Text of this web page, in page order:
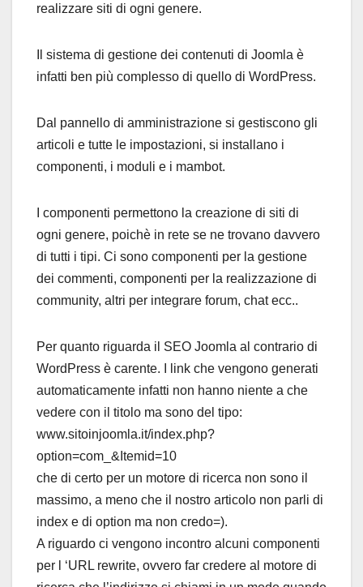
realizzare siti di ogni genere.
Il sistema di gestione dei contenuti di Joomla è
infatti ben più complesso di quello di WordPress.
Dal pannello di amministrazione si gestiscono gli
articoli e tutte le impostazioni, si installano i
componenti, i moduli e i mambot.
I componenti permettono la creazione di siti di
ogni genere, poichè in rete se ne trovano davvero
di tutti i tipi. Ci sono componenti per la gestione
dei commenti, componenti per la realizzazione di
community, altri per integrare forum, chat ecc..
Per quanto riguarda il SEO Joomla al contrario di
WordPress è carente. I link che vengono generati
automaticamente infatti non hanno niente a che
vedere con il titolo ma sono del tipo:
www.sitoinjoomla.it/index.php?
option=com_&Itemid=10
che di certo per un motore di ricerca non sono il
massimo, a meno che il nostro articolo non parli di
index e di option ma non credo=).
A riguardo ci vengono incontro alcuni componenti
per l ‘URL rewrite, ovvero far credere al motore di